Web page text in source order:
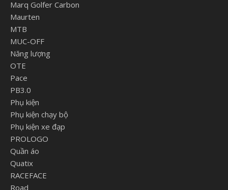
Marq Golfer Carbon
Maurten
MTB
MUC-OFF
Năng lượng
OTE
Pace
PB3.0
Phụ kiện
Phụ kiện chạy bộ
Phụ kiện xe đạp
PROLOGO
Quần áo
Quatix
RACEFACE
Road